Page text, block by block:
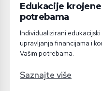
Edukacije
potrebama
Individualizirani
upravljanja financijama i
Vašim potrebama.
Saznajte više